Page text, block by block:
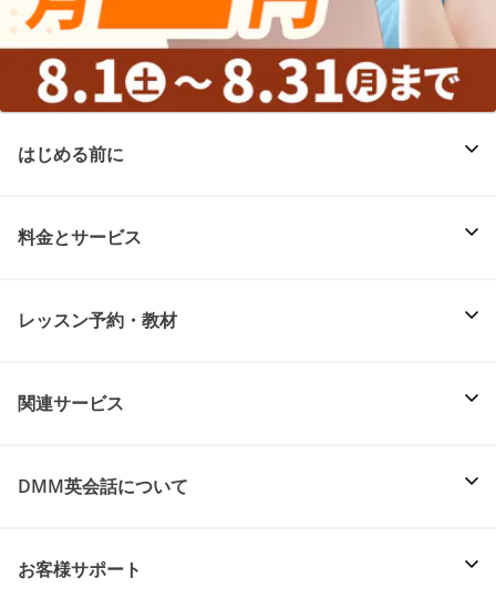
はじめる前に
料金とサービス
レッスン予約・教材
関連サービス
DMM英会話について
お客様サポート